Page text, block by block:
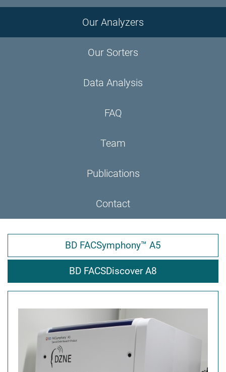
Our Analyzers
Our Sorters
Data Analysis
FAQ
Team
Publications
Contact
BD FACSymphony™ A5
BD FACSDiscover A8